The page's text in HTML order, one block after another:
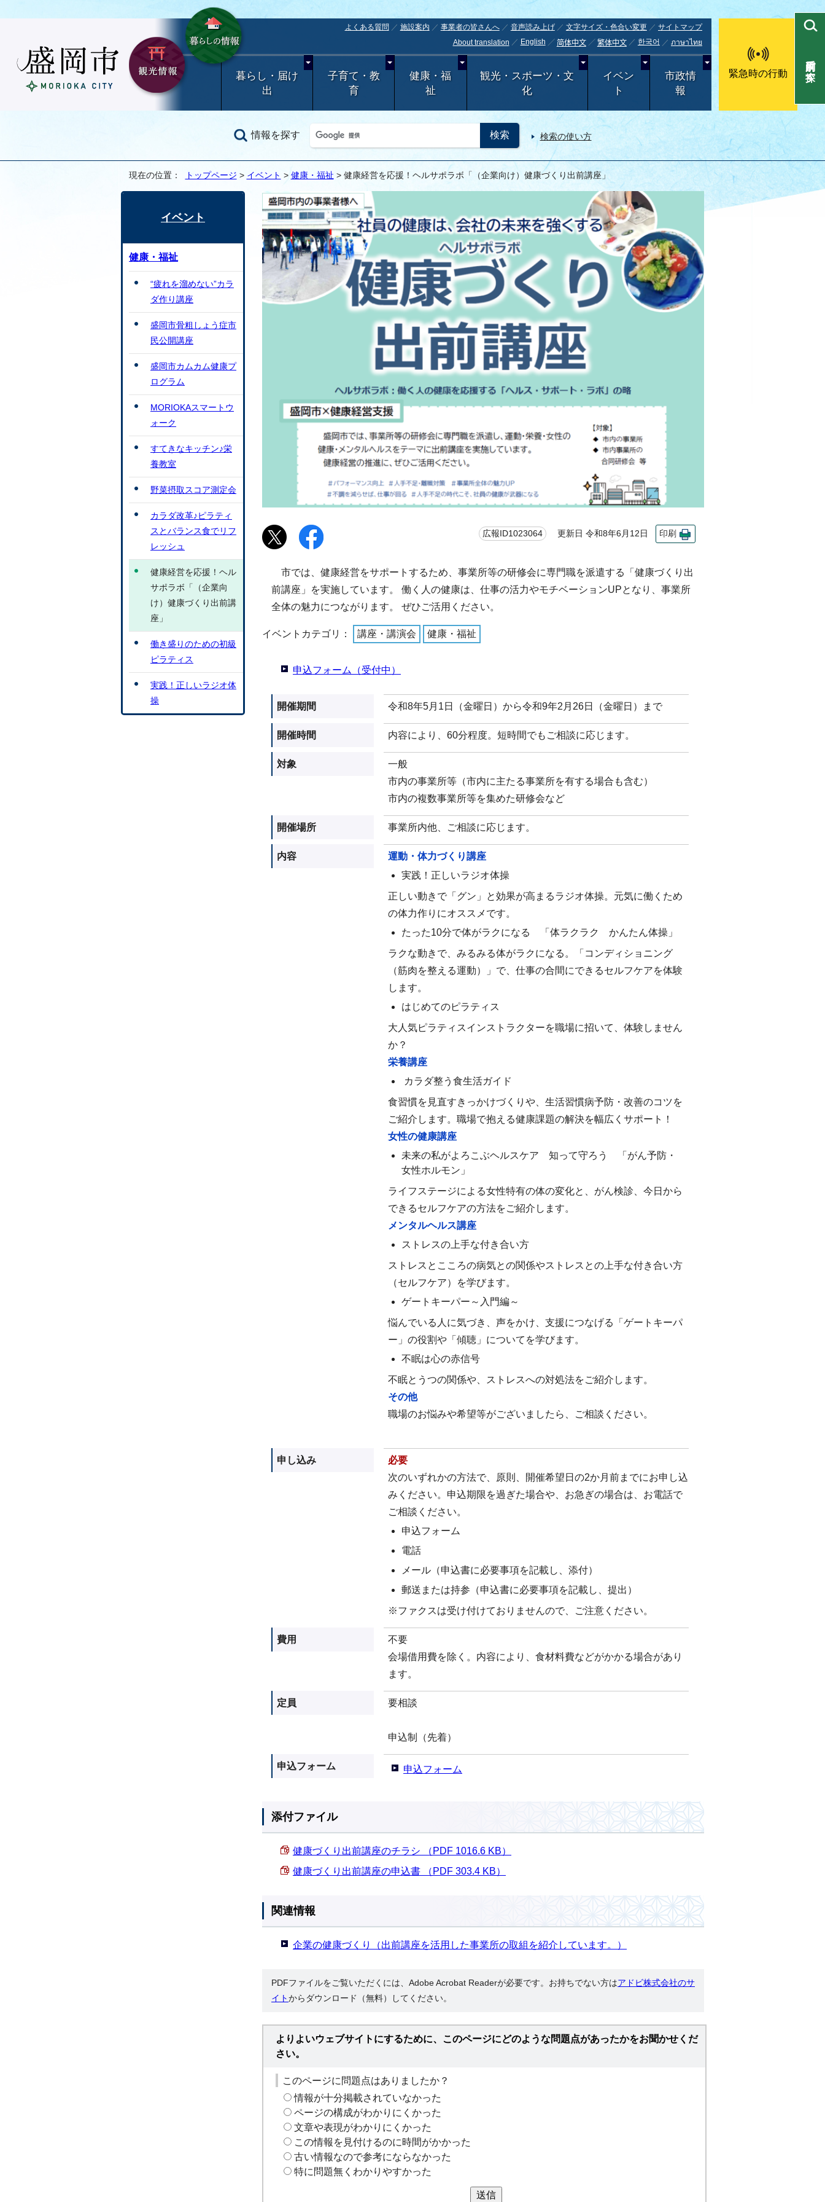
よくある質問 施設案内 事業者の皆さんへ 音声読み上げ 文字サイズ・色合い変更
サイトマップ
About translation
English 简体中文 繁体中文 한국어 ภาษาไทย
暮らし・届け
出
子育て・教
育
健康・福
祉
観光・スポーツ・文
化
イベン
ト
市政情
報
緊急時の行動
情報を探す 検索の使い方
目的別で探す
現在の位置： トップページ > イベント > 健康・福祉 > 健康経営を応援！ヘルサポラボ「（企業向け）健康づくり出前講座」
広報ID1023064 更新日 令和8年6月12日 印刷
市では、健康経営をサポートするため、事業所等の研修会に専門職を派遣する「健康づくり出
前講座」を実施しています。 働く人の健康は、仕事の活力やモチベーションUPとなり、事業所
全体の魅力につながります。 ぜひご活用ください。
イベントカテゴリ： 講座・講演会 健康・福祉
申込フォーム（受付中）
開催期間 令和8年5月1日（金曜日）から令和9年2月26日（金曜日）まで
開催時間 内容により、60分程度。短時間でもご相談に応じます。
対象
一般
市内の事業所等（市内に主たる事業所を有する場合も含む）
市内の複数事業所等を集めた研修会など
開催場所 事業所内他、ご相談に応じます。
内容
運動・体力づくり講座
実践！正しいラジオ体操
正しい動きで「グン」と効果が高まるラジオ体操。元気に働くため
の体力作りにオススメです。
たった10分で体がラクになる 「体ラクラク かんたん体操」
ラクな動きで、みるみる体がラクになる。「コンディショニング
（筋肉を整える運動）」で、仕事の合間にできるセルフケアを体験
します。
はじめてのピラティス
大人気ピラティスインストラクターを職場に招いて、体験しません
か？
栄養講座
カラダ整う食生活ガイド
食習慣を見直すきっかけづくりや、生活習慣病予防・改善のコツを
ご紹介します。職場で抱える健康課題の解決を幅広くサポート！
女性の健康講座
未来の私がよろこぶヘルスケア 知って守ろう 「がん予防・
女性ホルモン」
ライフステージによる女性特有の体の変化と、がん検診、今日から
できるセルフケアの方法をご紹介します。
メンタルヘルス講座
ストレスの上手な付き合い方
ストレスとこころの病気との関係やストレスとの上手な付き合い方
（セルフケア）を学びます。
ゲートキーパー～入門編～
悩んでいる人に気づき、声をかけ、支援につなげる「ゲートキーパ
ー」の役割や「傾聴」についてを学びます。
不眠は心の赤信号
不眠とうつの関係や、ストレスへの対処法をご紹介します。
その他
職場のお悩みや希望等がございましたら、ご相談ください。
申し込み
必要
次のいずれかの方法で、原則、開催希望日の2か月前までにお申し込
みください。申込期限を過ぎた場合や、お急ぎの場合は、お電話で
ご相談ください。
申込フォーム
電話
メール（申込書に必要事項を記載し、添付）
郵送または持参（申込書に必要事項を記載し、提出）
※ファクスは受け付けておりませんので、ご注意ください。
費用
不要
会場借用費を除く。内容により、食材料費などがかかる場合があり
ます。
定員 要相談
申込制（先着）
申込フォーム 申込フォーム
添付ファイル
健康づくり出前講座のチラシ （PDF 1016.6 KB）
健康づくり出前講座の申込書 （PDF 303.4 KB）
関連情報
企業の健康づくり（出前講座を活用した事業所の取組を紹介しています。）
PDFファイルをご覧いただくには、Adobe Acrobat Readerが必要です。お持ちでない方はアドビ株式会社のサ
イトからダウンロード（無料）してください。
よりよいウェブサイトにするために、このページにどのような問題点があったかをお聞かせくだ
さい。
このページに問題点はありましたか？
情報が十分掲載されていなかった
ページの構成がわかりにくかった
文章や表現がわかりにくかった
この情報を見付けるのに時間がかかった
古い情報なので参考にならなかった
特に問題無くわかりやすかった
送信
イベント
健康・福祉
“疲れを溜めない”カラ
ダ作り講座
盛岡市骨粗しょう症市
民公開講座
盛岡市カムカム健康プ
ログラム
MORIOKAスマートウ
ォーク
すてきなキッチン♪栄
養教室
野菜摂取スコア測定会
カラダ改革♪ピラティ
スとバランス食でリフ
レッシュ
健康経営を応援！ヘル
サポラボ「（企業向
け）健康づくり出前講
座」
働き盛りのための初級
ピラティス
実践！正しいラジオ体
操